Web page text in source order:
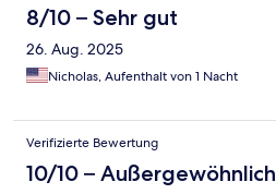
8/10 – Sehr gut
26. Aug. 2025
Nicholas, Aufenthalt von 1 Nacht
Verifizierte Bewertung
10/10 – Außergewöhnlich